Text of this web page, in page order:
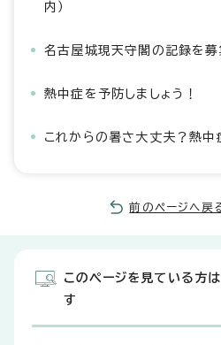
内）
名古屋城現天守閣の記録を募
熱中症を予防しましょう！
これからの暑さ大丈夫？熱中
前のページへ戻
このページを見ている方
す